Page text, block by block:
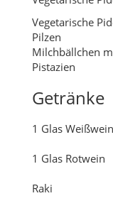
Getränke
1 Glas Weißwein
Tee